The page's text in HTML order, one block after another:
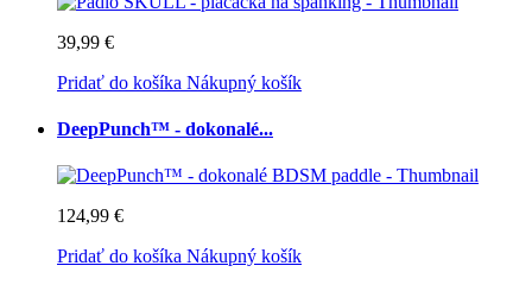
39,99 €
Pridať do košíka Nákupný košík
DeepPunch™ - dokonalé...
124,99 €
Pridať do košíka Nákupný košík